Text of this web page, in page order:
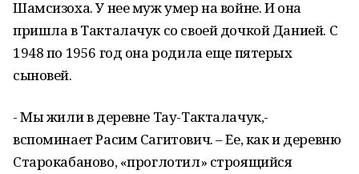
Шамсизоха. У нее муж умер на войне. И она
пришла в Такталачук со своей дочкой Данией. С
1948 по 1956 год она родила еще пятерых
сыновей.
- Мы жили в деревне Тау-Такталачук,-
вспоминает Расим Сагитович. – Ее, как и деревню
Старокабаново, «проглотил» строящийся